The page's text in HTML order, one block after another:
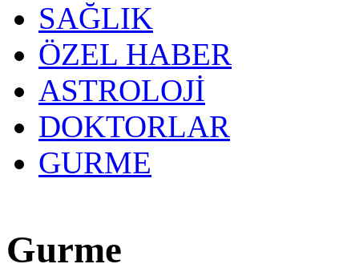
SAĞLIK
ÖZEL HABER
ASTROLOJİ
DOKTORLAR
GURME
Gurme